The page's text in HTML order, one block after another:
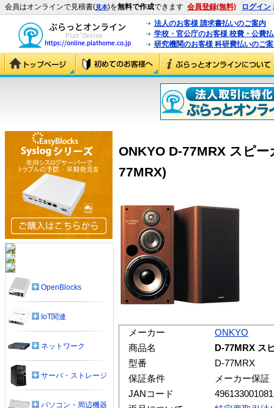
会員はオンラインで見積書(見本)を無料で作成できます 会員登録(無料) ログイン
法人のお客様 請求書払いのご案内
学校・官公庁のお客様 校費・公費
研究機関のお客様 科研費払いのご
ONKYO D-77MRX スピ
77MRX)
メーカー
ONKYO
商品名
D-77MRX ス
型番
D-77MRX
保証条件
メーカー保証
JANコード
OpenBlocks
IoT関連
ネットワーク
サーバ・ストレージ
パソコン・周辺機器